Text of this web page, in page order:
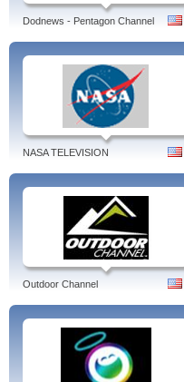
Dodnews - Pentagon Channel
NASA TELEVISION
Outdoor Channel